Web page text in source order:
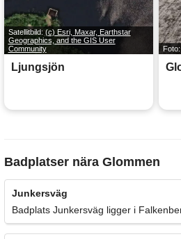
Satellitbild: (c) Esri, Maxar, Earthstar
Geographics, and the GIS User
Community
Ljungsjön
Badplatser nära Glommen
Junkersväg
Badplats Junkersväg ligger i